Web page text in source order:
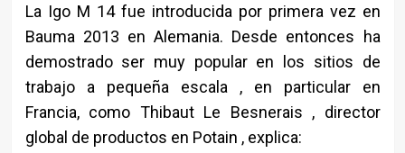
La Igo M 14 fue introducida por primera vez en
Bauma 2013 en Alemania. Desde entonces ha
demostrado ser muy popular en los sitios de
trabajo a pequeña escala , en particular en
Francia, como Thibaut Le Besnerais , director
global de productos en Potain , explica: